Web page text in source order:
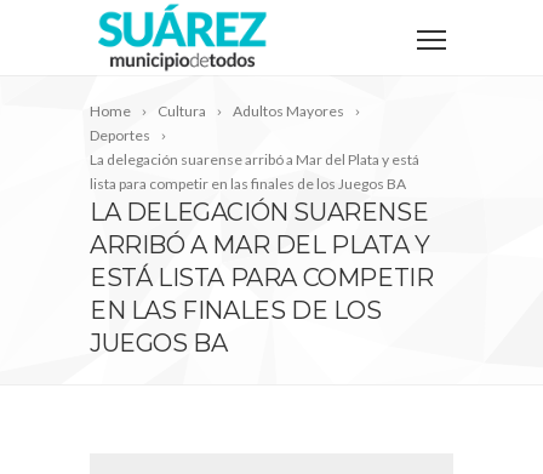
Home Cultura
Adultos Mayores
Deportes
La delegación suarense arribó a Mar del Plata y está
lista para competir en las finales de los Juegos BA
LA DELEGACIÓN SUARENSE
ARRIBÓ A MAR DEL PLATA Y
ESTÁ LISTA PARA COMPETIR
EN LAS FINALES DE LOS
JUEGOS BA